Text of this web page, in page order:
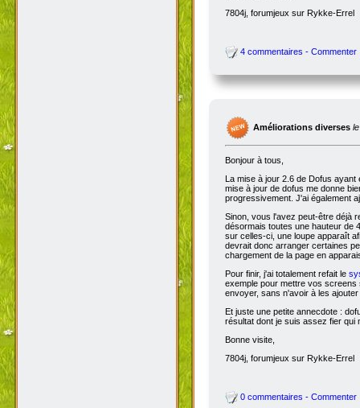
7804j, forumjeux sur Rykke-Errel
4 commentaires - Commenter
Améliorations diverses
Bonjour à tous,
La mise à jour 2.6 de Dofus
mise à jour de dofus me donne
progressivement. J'ai également
Sinon, vous l'avez peut-être déjà
désormais toutes une hauteur de
sur celles-ci, une loupe apparaît
devrait donc arranger certaines
chargement de la page en
Pour finir, j'ai totalement refait le
exemple pour mettre vos
envoyer, sans n'avoir à les
Et juste une petite annecdote :
résultat dont je suis assez fier qui
Bonne visite,
7804j, forumjeux sur Rykke-Errel
0 commentaires - Commenter